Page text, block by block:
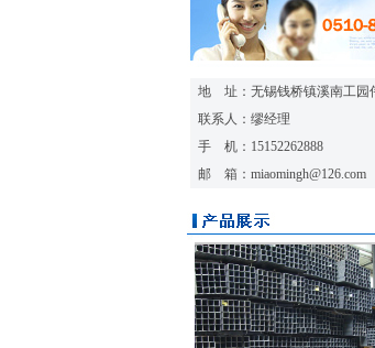
地 址：无锡钱桥镇溪南工园
联系人：缪经理
手 机：15152262888
邮 箱：miaomingh@126.com